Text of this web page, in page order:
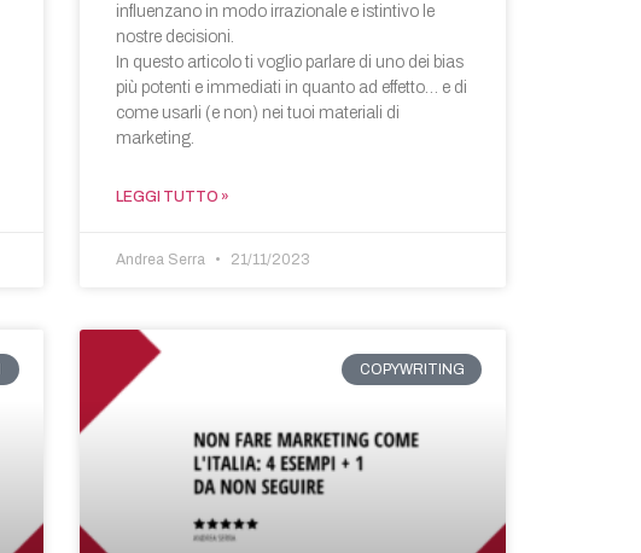
influenzano in modo irrazionale e istintivo le
nostre decisioni.
In questo articolo ti voglio parlare di uno dei bias
più potenti e immediati in quanto ad effetto… e di
come usarli (e non) nei tuoi materiali di
marketing.
LEGGI TUTTO »
Andrea Serra 21/11/2023
COPYWRITING